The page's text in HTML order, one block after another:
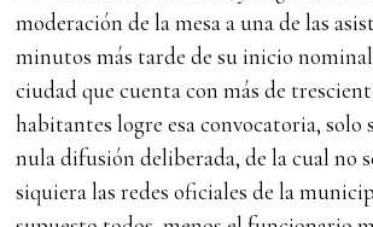
moderación de la mesa a una de las
minutos más tarde de su inicio
ciudad que cuenta con más de
habitantes logre esa convocatoria, solo
nula difusión deliberada, de la cual no
siquiera las redes oficiales de la